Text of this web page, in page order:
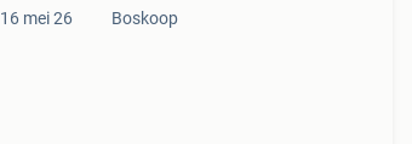
16 mei 26 Boskoop